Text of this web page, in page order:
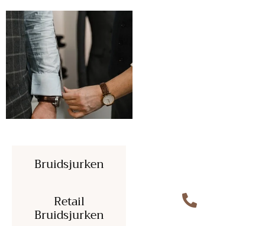
Bruidsjurken
Retail
Bruidsjurken